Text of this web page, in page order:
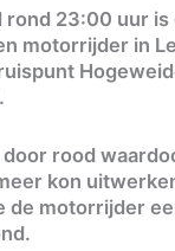
rond 23:00 uur
motorrijder in
rood
kon
de motorrijder